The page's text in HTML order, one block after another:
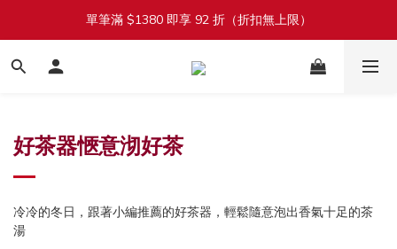
加入會員立即送 $100 購物金
單筆滿 $1380 即享 92 折（折扣無上限）
加入會員立即送 $100 購物金
好茶器愜意沏好茶
冷冷的冬日，跟著小編推薦的好茶器，輕鬆隨意泡出香氣十足的茶
湯